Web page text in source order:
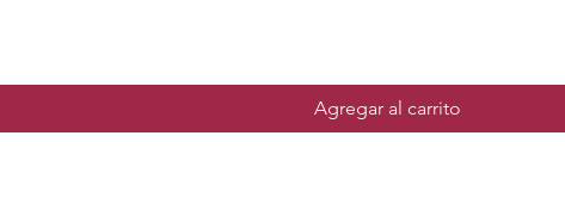
Agregar al carrito